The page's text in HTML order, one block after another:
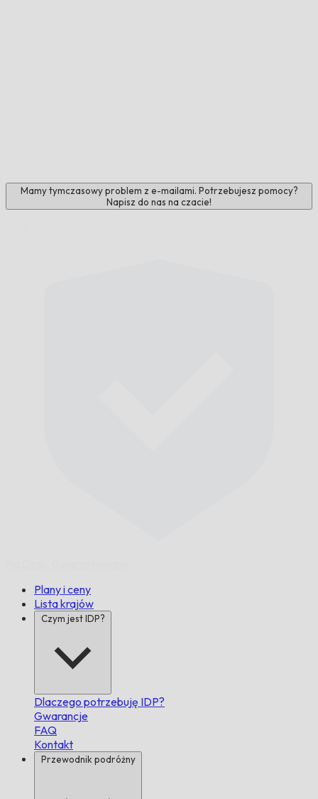
Mamy tymczasowy problem z e-mailami. Potrzebujesz pomocy?
Napisz do nas na czacie!
Plany i ceny
Lista krajów
Czym jest IDP?
Dlaczego potrzebuję IDP?
Gwarancje
FAQ
Kontakt
Przewodnik podróżny